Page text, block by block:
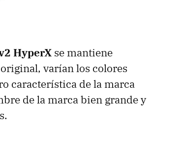
HyperX se mantiene
varían los colores
característica de la marca
de la marca bien grande y